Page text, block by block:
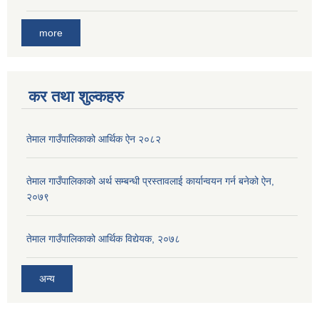
more
कर तथा शुल्कहरु
तेमाल गाउँपालिकाको आर्थिक ऐन २०८२
तेमाल गाउँपालिकाको अर्थ सम्बन्धी प्रस्तावलाई कार्यान्वयन गर्न बनेको ऐन,
२०७९
तेमाल गाउँपालिकाको आर्थिक विद्येयक, २०७८
अन्य